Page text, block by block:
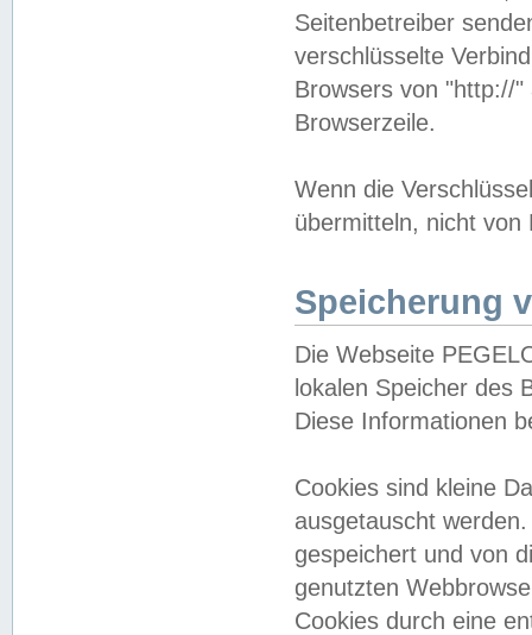
Seitenbetreiber
verschlüsselte
Browsers von "http://
Browserzeile.
Wenn die
übermitteln, nicht von
Speicherung
Die Webseite
lokalen Speicher des
Diese Informationen
Cookies sind kleine
ausgetauscht
gespeichert und von
genutzten
Cookies durch eine